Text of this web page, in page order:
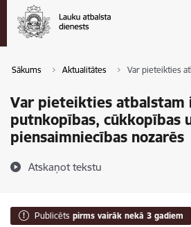
Sākums Aktualitātes Var pieteikties
Var pieteikties atbalstam
putnkopības, cūkkopības
piensaimniecības nozarēs
Atskaņot tekstu
Publicēts pirms vairāk nekā 3 gadiem